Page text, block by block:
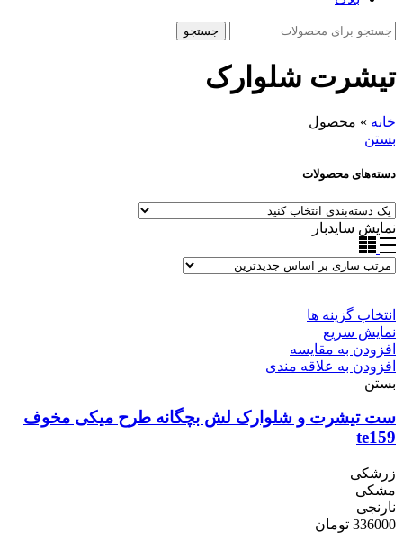
جستجو
تیشرت شلوارک
خانه » محصول
بستن
دسته‌های محصولات
نمایش سایدبار
انتخاب گزینه ها
نمایش سریع
افزودن به مقایسه
افزودن به علاقه مندی
بستن
ست تیشرت و شلوارک لش بچگانه طرح میکی مخوف
te159
زرشکی
مشکی
نارنجی
336000 تومان